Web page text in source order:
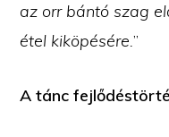
az orr bántó szag
étel kiköpésére.”
A tánc